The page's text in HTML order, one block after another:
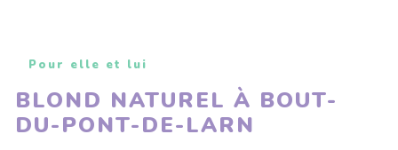
Pour elle et lui
BLOND NATUREL À BOUT-
DU-PONT-DE-LARN